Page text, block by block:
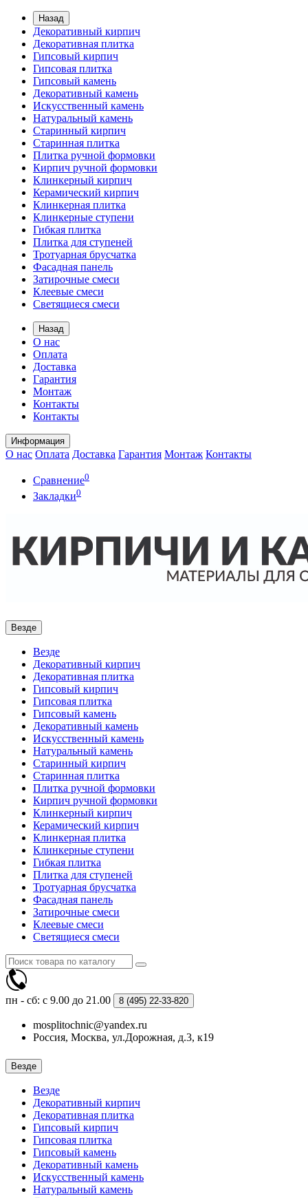
Назад
Декоративный кирпич
Декоративная плитка
Гипсовый кирпич
Гипсовая плитка
Гипсовый камень
Декоративный камень
Искусственный камень
Натуральный камень
Старинный кирпич
Старинная плитка
Плитка ручной формовки
Кирпич ручной формовки
Клинкерный кирпич
Керамический кирпич
Клинкерная плитка
Клинкерные ступени
Гибкая плитка
Плитка для ступеней
Тротуарная брусчатка
Фасадная панель
Затирочные смеси
Клеевые смеси
Светящиеся смеси
Назад
О нас
Оплата
Доставка
Гарантия
Монтаж
Контакты
Контакты
Информация
О нас Оплата Доставка Гарантия Монтаж Контакты
Сравнение0
Закладки0
Везде
Везде
Декоративный кирпич
Декоративная плитка
Гипсовый кирпич
Гипсовая плитка
Гипсовый камень
Декоративный камень
Искусственный камень
Натуральный камень
Старинный кирпич
Старинная плитка
Плитка ручной формовки
Кирпич ручной формовки
Клинкерный кирпич
Керамический кирпич
Клинкерная плитка
Клинкерные ступени
Гибкая плитка
Плитка для ступеней
Тротуарная брусчатка
Фасадная панель
Затирочные смеси
Клеевые смеси
Светящиеся смеси
пн - сб: с 9.00 до 21.00 8 (495) 22-33-820
mosplitochnic@yandex.ru
Россия, Москва, ул.Дорожная, д.3, к19
Везде
Везде
Декоративный кирпич
Декоративная плитка
Гипсовый кирпич
Гипсовая плитка
Гипсовый камень
Декоративный камень
Искусственный камень
Натуральный камень